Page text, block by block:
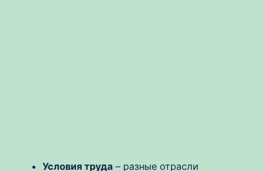
Условия труда – разные отрасли